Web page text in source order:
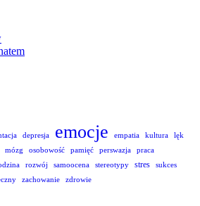
depresja emocje empatia kultura
lęk
mózg osobowość pamięć perswazja
praca
rozwój samoocena stereotypy stres sukces
zachowanie zdrowie